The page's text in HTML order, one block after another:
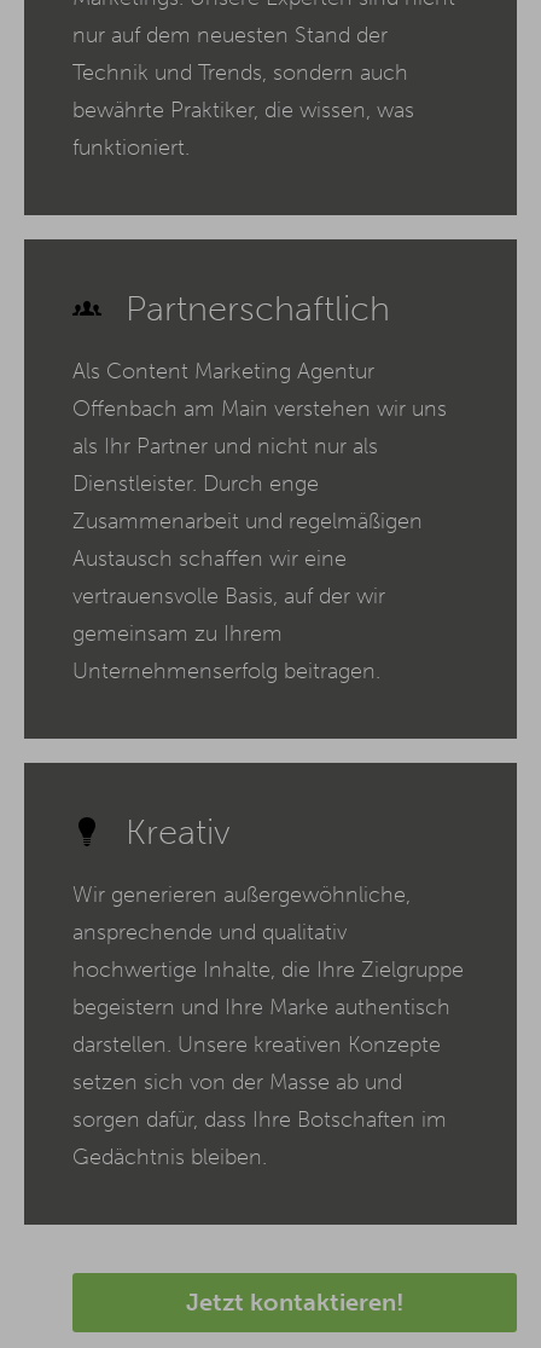
nur auf dem neuesten Stand der
Technik und Trends, sondern auch
bewährte Praktiker, die wissen, was
funktioniert.
Partnerschaftlich
Als Content Marketing Agentur
Offenbach am Main verstehen wir uns
als Ihr Partner und nicht nur als
Dienstleister. Durch enge
Zusammenarbeit und regelmäßigen
Austausch schaffen wir eine
vertrauensvolle Basis, auf der wir
gemeinsam zu Ihrem
Unternehmenserfolg beitragen.
Kreativ
Wir generieren außergewöhnliche,
ansprechende und qualitativ
hochwertige Inhalte, die Ihre Zielgruppe
begeistern und Ihre Marke authentisch
darstellen. Unsere kreativen Konzepte
setzen sich von der Masse ab und
sorgen dafür, dass Ihre Botschaften im
Gedächtnis bleiben.
Jetzt kontaktieren!